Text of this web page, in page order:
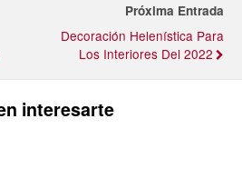
Próxima Entrada
Decoración Helenística Para
Los Interiores Del 2022
interesarte